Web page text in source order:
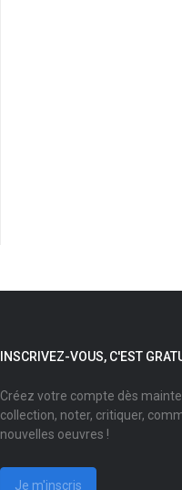
INSCRIVEZ-VOUS, C'EST
Créez votre compte dès
collection, noter, critiquer,
nouvelles oeuvres !
Je m'inscris